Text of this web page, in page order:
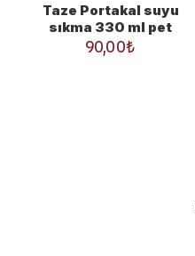
Taze Portakal suyu
sıkma 330 ml pet
90,00₺